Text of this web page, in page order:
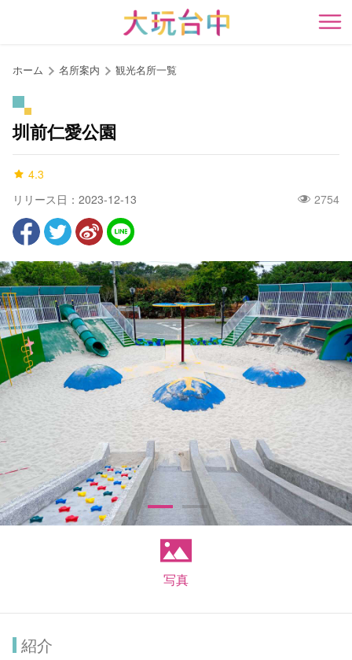
開
ホーム 名所案内 観光名所一覧
圳前仁愛公園
4.3
リリース日：2023-12-13
2754
写真
紹介